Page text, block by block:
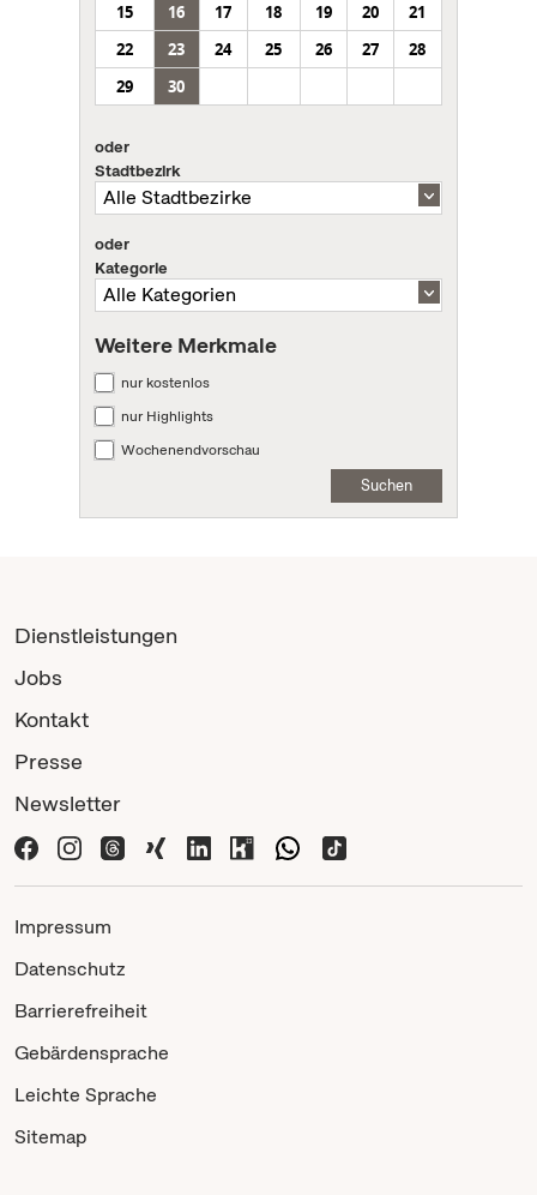
15
16 17 18 19 20
21
22
23 24 25 26 27
28
29
30
oder
Stadtbezirk
oder
Kategorie
Weitere Merkmale
nur kostenlos
nur Highlights
Wochenendvorschau
Suchen
Dienstleistungen
Jobs
Kontakt
Presse
Newsletter
Impressum
Datenschutz
Barrierefreiheit
Gebärdensprache
Leichte Sprache
Sitemap